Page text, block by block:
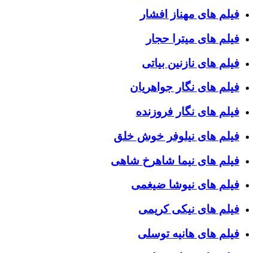
فیلم های مهناز افشار
فیلم های میترا حجار
فیلم های نازنین بیاتی
فیلم های نگار جواهریان
فیلم های نگار فروزنده
فیلم های نیلوفر خوش خلق
فیلم های نیما شاهرخ شاهی
فیلم های نیوشا ضیغمی
فیلم های نیکی کریمی
فیلم های هانیه توسلی